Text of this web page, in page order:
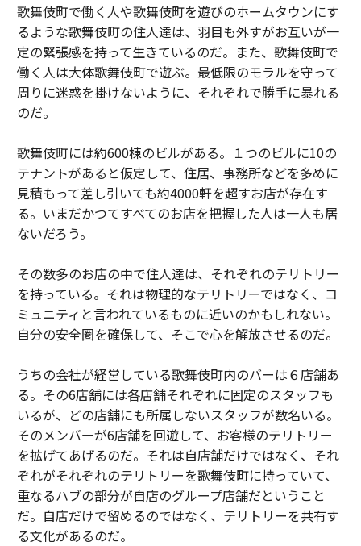
歌舞伎町で働く人や歌舞伎町を遊びのホームタウンにす
るような歌舞伎町の住人達は、羽目も外すがお互いが一
定の緊張感を持って生きているのだ。また、歌舞伎町で
働く人は大体歌舞伎町で遊ぶ。最低限のモラルを守って
周りに迷惑を掛けないように、それぞれで勝手に暴れる
のだ。
歌舞伎町には約600棟のビルがある。１つのビルに10の
テナントがあると仮定して、住居、事務所などを多めに
見積もって差し引いても約4000軒を超すお店が存在す
る。いまだかつてすべてのお店を把握した人は一人も居
ないだろう。
その数多のお店の中で住人達は、それぞれのテリトリー
を持っている。それは物理的なテリトリーではなく、コ
ミュニティと言われているものに近いのかもしれない。
自分の安全圏を確保して、そこで心を解放させるのだ。
うちの会社が経営している歌舞伎町内のバーは６店舗あ
る。その6店舗には各店舗それぞれに固定のスタッフも
いるが、どの店舗にも所属しないスタッフが数名いる。
そのメンバーが6店舗を回遊して、お客様のテリトリー
を拡げてあげるのだ。それは自店舗だけではなく、それ
ぞれがそれぞれのテリトリーを歌舞伎町に持っていて、
重なるハブの部分が自店のグループ店舗だということ
だ。自店だけで留めるのではなく、テリトリーを共有す
る文化があるのだ。